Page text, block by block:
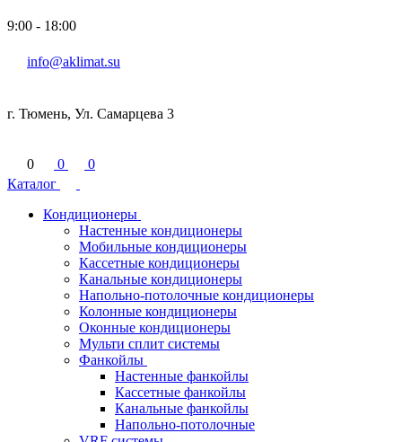
9:00 - 18:00
info@aklimat.su
г. Тюмень, Ул. Самарцева 3
0 0
0
Каталог
Кондиционеры
Настенные кондиционеры
Мобильные кондиционеры
Кассетные кондиционеры
Канальные кондиционеры
Напольно-потолочные кондиционеры
Колонные кондиционеры
Оконные кондиционеры
Мульти сплит системы
Фанкойлы
Настенные фанкойлы
Кассетные фанкойлы
Канальные фанкойлы
Напольно-потолочные